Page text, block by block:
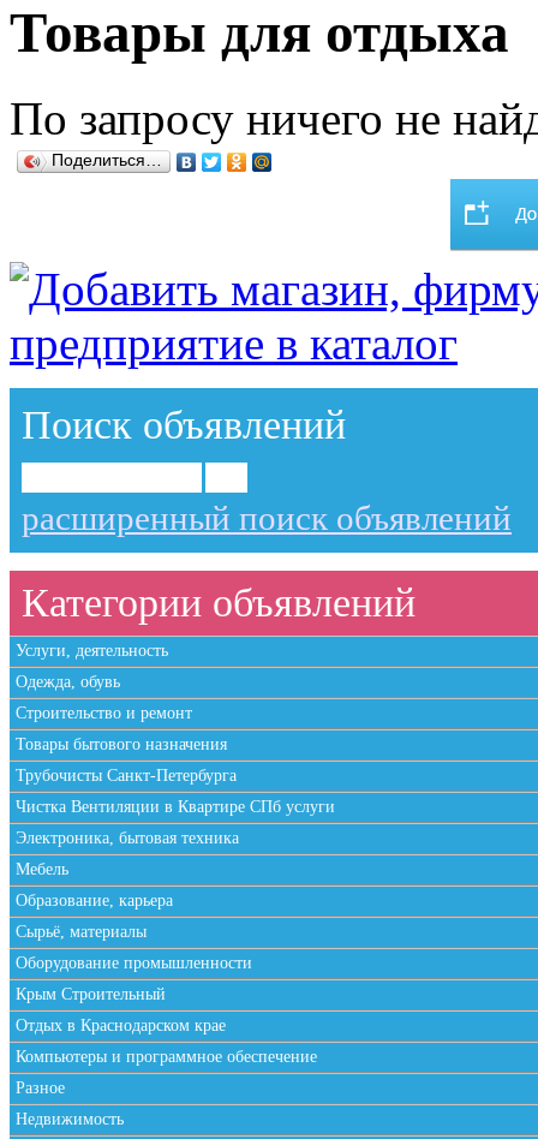
Товары для отдыха
По запросу ничего не
Поделиться…
Поиск объявлений
расширенный поиск объявлений
Категории объявлений
Услуги, деятельность
Одежда, обувь
Строительство и ремонт
Товары бытового назначения
Трубочисты Санкт-Петербурга
Чистка Вентиляции в Квартире СПб услуги
Электроника, бытовая техника
Мебель
Образование, карьера
Сырьё, материалы
Оборудование промышленности
Крым Строительный
Отдых в Краснодарском крае
Компьютеры и программное обеспечение
Разное
Недвижимость